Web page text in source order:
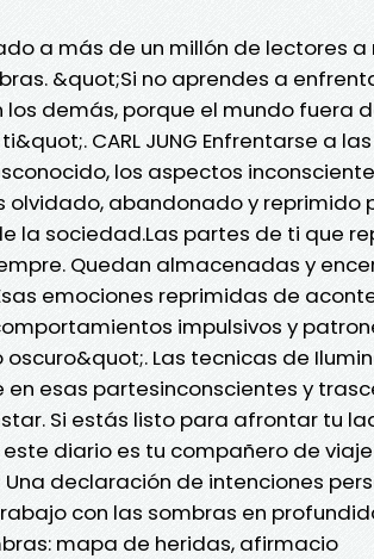
a más de un millón de lectores
&quot;Si no aprendes a
demás, porque el mundo fuera
CARL JUNG Enfrentarse a
los aspectos
olvidado, abandonado y reprimido
la sociedad.Las partes de ti que
Quedan almacenadas y
emociones reprimidas de
impulsivos y
Las tecnicas de
esas partesinconscientes y
Si estás listo para afrontar tu
diario es tu compañero de
Una declaración de intenciones
con las sombras en
mapa de heridas, afirmacio